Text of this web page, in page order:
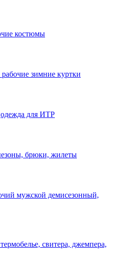
костюмы
зимние куртки
для ИТР
брюки, жилеты
мужской демисезонный,
свитера, джемпера,